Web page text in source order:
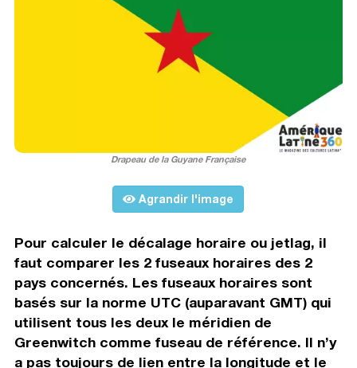
Drapeau de la Guyane Française
Agrandir l'image
Pour calculer le décalage horaire ou jetlag, il
faut comparer les 2 fuseaux horaires des 2
pays concernés. Les fuseaux horaires sont
basés sur la norme UTC (auparavant GMT) qui
utilisent tous les deux le méridien de
Greenwitch comme fuseau de référence. Il n’y
a pas toujours de lien entre la longitude et le